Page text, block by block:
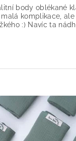
body oblékané
komplikace,
:) Navíc ta